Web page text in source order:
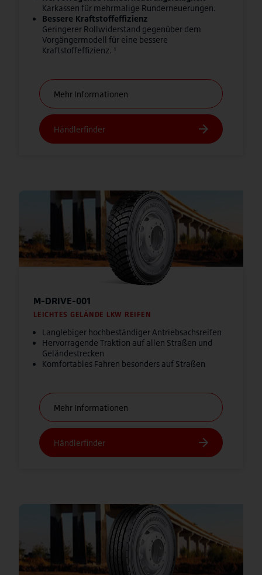
Karkassen für mehrmalige Runderneuerungen.
Bessere Kraftstoffeffizienz
Geringerer Rollwiderstand gegenüber dem
Vorgängermodell für eine bessere
Kraftstoffeffizienz. ¹
M-DRIVE-001
LEICHTES GELÄNDE LKW REIFEN
Langlebiger hochbeständiger Antriebsachsreifen
Hervorragende Traktion auf allen Straßen und
Geländestrecken
Komfortables Fahren besonders auf Straßen